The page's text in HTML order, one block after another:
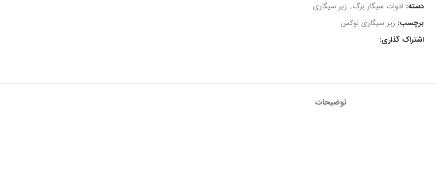
دسته: ادوات سیگار برگ, زیر سیگاری
برچسب: زیر سیگاری لوکس
اشتراک گذاری:
توضیحات